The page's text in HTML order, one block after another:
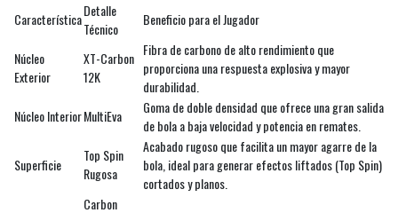
CaracterísticaDetalle
Técnico
Beneficio para el Jugador
Núcleo
Exterior
XT-Carbon
12K
Fibra de carbono de alto rendimiento que
proporciona una respuesta explosiva y mayor
durabilidad.
Núcleo InteriorMultiEva
Goma de doble densidad que ofrece una gran salida
de bola a baja velocidad y potencia en remates.
Superficie
Top Spin
Rugosa
Acabado rugoso que facilita un mayor agarre de la
bola, ideal para generar efectos liftados (Top Spin)
cortados y planos.
Carbon